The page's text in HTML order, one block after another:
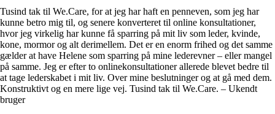
Tusind tak til We.Care, for at jeg har haft en penneven, som jeg har
kunne betro mig til, og senere konverteret til online konsultationer,
hvor jeg virkelig har kunne få sparring på mit liv som leder, kvinde,
kone, mormor og alt derimellem. Det er en enorm frihed og det samme
gælder at have Helene som sparring på mine lederevner – eller mangel
på samme. Jeg er efter to onlinekonsultationer allerede blevet bedre til
at tage lederskabet i mit liv. Over mine beslutninger og at gå med dem.
Konstruktivt og en mere lige vej. Tusind tak til We.Care. – Ukendt
bruger